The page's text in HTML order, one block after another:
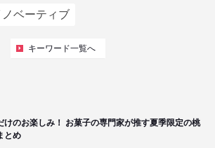
ノベーティブ
キーワード一覧へ
けのお楽しみ！ お菓子の専門家が推す夏季限定の桃
とめ